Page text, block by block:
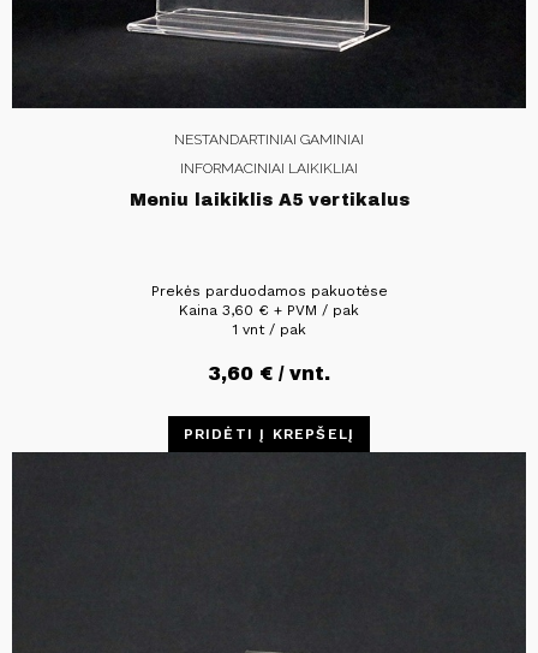
NESTANDARTINIAI GAMINIAI
INFORMACINIAI LAIKIKLIAI
Meniu laikiklis A5 vertikalus
Prekės parduodamos pakuotėse
Kaina 3,60 € + PVM / pak
1 vnt / pak
3,60 € / vnt.
PRIDĖTI Į KREPŠELĮ